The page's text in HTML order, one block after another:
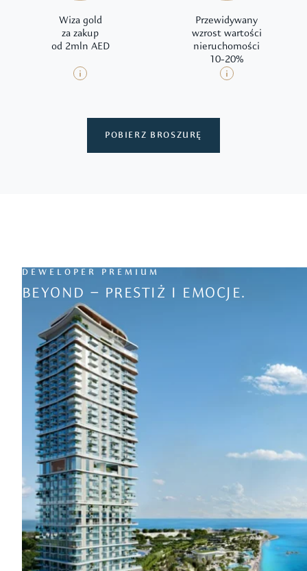
Wiza gold
za zakup
od 2mln AED
Przewidywany
wzrost wartości
nieruchomości
10-20%
POBIERZ BROSZURĘ
DEWELOPER PREMIUM
BEYOND – PRESTIŻ I EMOCJE.